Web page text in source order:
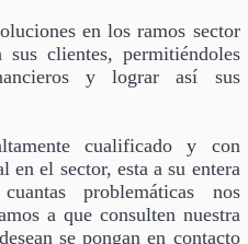
en los ramos sector
sus clientes, permitiéndoles
y lograr así sus
cualificado y con
en el sector, esta a su entera
problemáticas nos
a que consulten nuestra
se pongan en contacto